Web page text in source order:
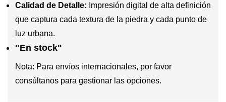
Calidad de Detalle: Impresión digital de alta definición
que captura cada textura de la piedra y cada punto de
luz urbana.
"En stock"
Nota: Para envíos internacionales, por favor
consúltanos para gestionar las opciones.